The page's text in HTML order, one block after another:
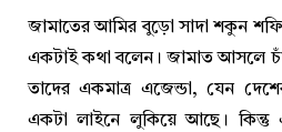
জামাতের আমির বুড়ো সাদা শকুন
একটাই কথা বলেন। জামাত আসলে
তাদের একমাত্র এজেন্ডা, যেন
একটা লাইনে লুকিয়ে আছে। কিন্তু